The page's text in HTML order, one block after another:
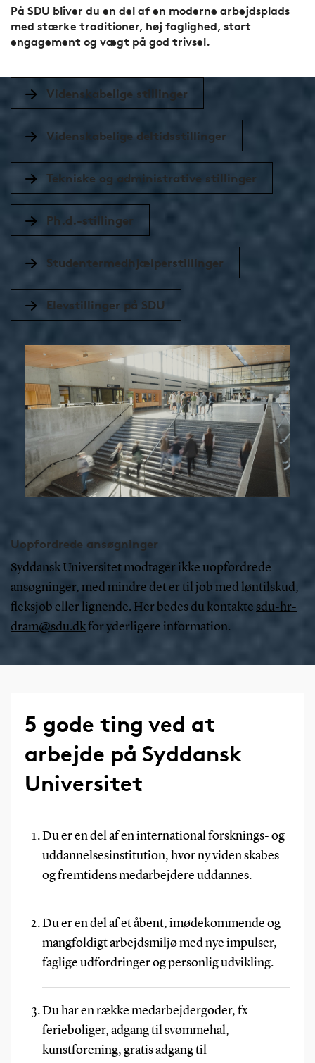
På SDU bliver du en del af en moderne arbejdsplads
med stærke traditioner, høj faglighed, stort
engagement og vægt på god trivsel.
Videnskabelige stillinger
Videnskabelige deltidsstillinger
Tekniske og administrative stillinger
Ph.d.-stillinger
Studentermedhjælperstillinger
Elevstillinger på SDU
Uopfordrede ansøgninger
Syddansk Universitet modtager ikke uopfordrede
ansøgninger, med mindre det er til job med løntilskud,
fleksjob eller lignende. Her bedes du kontakte sdu-hr-
dram@sdu.dkfor yderligere information.
5 gode ting ved at
arbejde på Syddansk
Universitet
Du er en del af en international forsknings- og
uddannelsesinstitution, hvor ny viden skabes
og fremtidens medarbejdere uddannes.
Du er en del af et åbent, imødekommende og
mangfoldigt arbejdsmiljø med nye impulser,
faglige udfordringer og personlig udvikling.
Du har en række medarbejdergoder, fx
ferieboliger, adgang til svømmehal,
kunstforening, gratis adgang til